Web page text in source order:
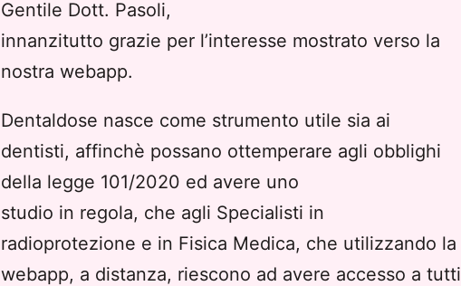
Gentile Dott. Pasoli,
innanzitutto grazie per l’interesse mostrato verso la
nostra webapp.
Dentaldose nasce come strumento utile sia ai
dentisti, affinchè possano ottemperare agli obblighi
della legge 101/2020 ed avere uno
studio in regola, che agli Specialisti in
radioprotezione e in Fisica Medica, che utilizzando la
webapp, a distanza, riescono ad avere accesso a tutti